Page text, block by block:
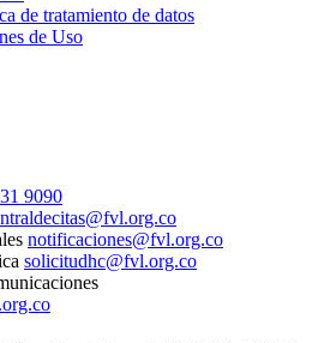
de tratamiento de datos
de Uso
9090
notificaciones@fvl.org.co
solicitudhc@fvl.org.co